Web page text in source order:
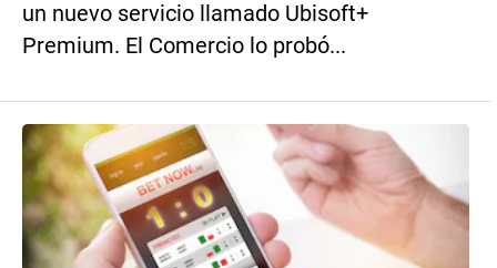
un nuevo servicio llamado Ubisoft+
Premium. El Comercio lo probó...